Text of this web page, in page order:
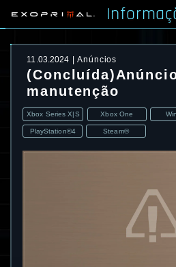
11.03.2024 Anúncios
manutenção
Xbox Series X|S Xbox One
PlayStation®4 Steam®